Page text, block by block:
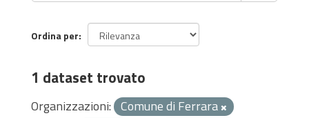
Ordina per
1 dataset trovato
Organizzazioni: Comune di Ferrara